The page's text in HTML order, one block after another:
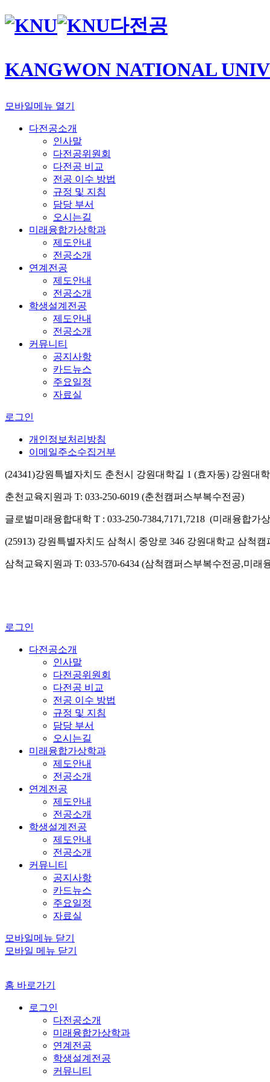
다전공
KANGWON NATIONAL
모바일메뉴 열기
다전공소개
인사말
다전공위원회
다전공 비교
전공 이수 방법
규정 및 지침
담당 부서
오시는길
미래융합가상학과
제도안내
전공소개
연계전공
제도안내
전공소개
학생설계전공
제도안내
전공소개
커뮤니티
공지사항
카드뉴스
주요일정
자료실
로그인
개인정보처리방침
이메일주소수집거부
(24341)강원특별자치도 춘천시 강원대학길 1 (효자동) 강원대
춘천교육지원과 T: 033-250-6019 (춘천캠퍼스부복수전공)
글로벌미래융합대학 T : 033-250-7384,7171,7218 (미래융합가
(25913) 강원특별자치도 삼척시 중앙로 346 강원대학교 삼척캠
삼척교육지원과 T: 033-570-6434 (삼척캠퍼스부복수전공,미래
로그인
다전공소개
인사말
다전공위원회
다전공 비교
전공 이수 방법
규정 및 지침
담당 부서
오시는길
미래융합가상학과
제도안내
전공소개
연계전공
제도안내
전공소개
학생설계전공
제도안내
전공소개
커뮤니티
공지사항
카드뉴스
주요일정
자료실
모바일메뉴 닫기
모바일 메뉴 닫기
홈 바로가기
로그인
다전공소개
미래융합가상학과
연계전공
학생설계전공
커뮤니티